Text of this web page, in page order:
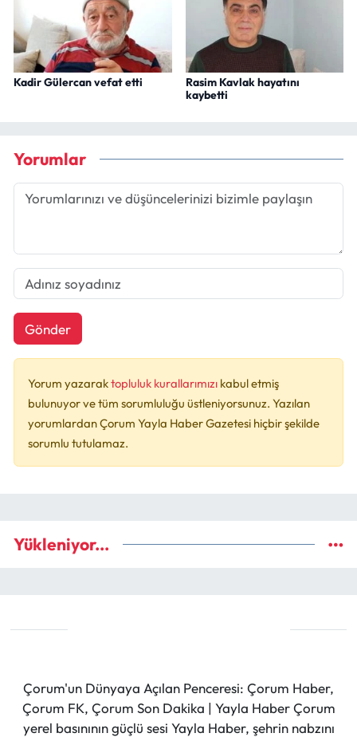
Kadir Gülercan vefat etti
Rasim Kavlak hayatını
kaybetti
Yorumlar
Gönder
Yorum yazaraktopluluk kurallarımızı kabul etmiş
bulunuyor ve tüm sorumluluğu üstleniyorsunuz. Yazılan
yorumlardan Çorum Yayla Haber Gazetesi hiçbir şekilde
sorumlu tutulamaz.
Yükleniyor...
Çorum'un Dünyaya Açılan Penceresi: Çorum Haber,
Çorum FK, Çorum Son Dakika | Yayla Haber Çorum
yerel basınının güçlü sesi Yayla Haber, şehrin nabzını